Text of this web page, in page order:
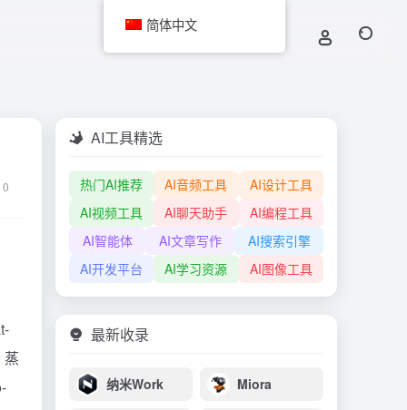
0
蒸
AI工具精选
热门AI推荐 AI音频工具
AI设计工具
AI视频工具
AI聊天助手
AI编程工具
AI智能体
AI文章写作
AI搜索引擎
AI开发平台
AI学习资源 AI图像工具
最新收录
纳米Work Miora
简体中文